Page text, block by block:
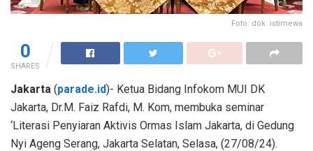
Foto: dok. istimewa
0
SHARES
Jakarta (parade.id)- Ketua Bidang Infokom MUI DK
Jakarta, Dr.M. Faiz Rafdi, M. Kom, membuka seminar
‘Literasi Penyiaran Aktivis Ormas Islam Jakarta, di Gedung
Nyi Ageng Serang, Jakarta Selatan, Selasa, (27/08/24).